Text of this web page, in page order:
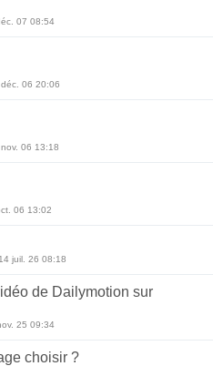
07 08:54
06 20:06
06 13:18
06 13:02
juil. 26 08:18
de Dailymotion sur
25 09:34
choisir ?